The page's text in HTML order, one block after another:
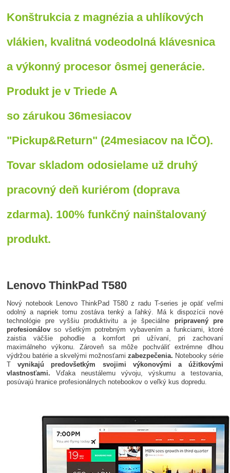
Konštrukcia z magnézia a uhlíkových
vlákien, kvalitná vodeodolná klávesnica
a výkonný procesor ôsmej generácie.
Produkt je v Triede A
so zárukou 36mesiacov
"Pickup&Return" (24mesiacov na IČO).
Tovar skladom odosielame už druhý
pracovný deň kuriérom (doprava
zdarma). 100% funkčný nainštalovaný
produkt.
Lenovo ThinkPad T580
Nový notebook Lenovo ThinkPad T580 z radu T-series je opäť veľmi
odolný a napriek tomu zostáva tenký a ľahký. Má k dispozícii nové
technológie pre vyššiu produktivitu a je špeciálne pripravený pre
profesionálov so všetkým potrebným vybavením a funkciami, ktoré
zaistia väčšie pohodlie a komfort pri užívaní, pri zachovaní
maximálneho výkonu. Zároveň sa môže pochváliť extrémne dlhou
výdržou batérie a skvelými možnosťami zabezpečenia. Notebooky série
Tvynikajú predovšetkým svojimi výkonovými a úžitkovými
vlastnosťami. Vďaka neustálemu vývoju, výskumu a testovania,
posúvajú hranice profesionálnych notebookov o veľký kus dopredu.